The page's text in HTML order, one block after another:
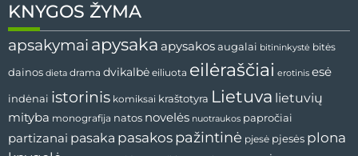
KNYGOS ŽYMA
apsakymai apysaka apysakos augalai bitininkystė bitės
dainos dieta drama dvikalbė eiliuota eilėraščiai erotinis esė
indėnai istorinis komiksai kraštotyra Lietuva lietuvių
mityba monografija natos novelės nuotraukos papročiai
partizanai pasaka pasakos pažintinė pjesė pjesės plona